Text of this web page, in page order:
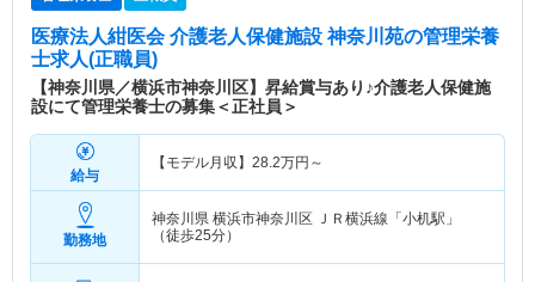
医療法人紺医会 介護老人保健施設 神奈川苑の管理栄養
士求人(正職員)
【神奈川県／横浜市神奈川区】昇給賞与あり♪介護老人保健施
設にて管理栄養士の募集＜正社員＞
給与
【モデル月収】 28.2万円～
勤務地
神奈川県 横浜市神奈川区 ＪＲ横浜線「小机駅」
（徒歩25分）